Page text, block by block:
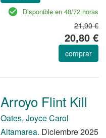
Disponible en 48/72 horas
21,90 €
20,80 €
comprar
Arroyo Flint Kill
Oates, Joyce Carol
Altamarea. Diciembre 2025